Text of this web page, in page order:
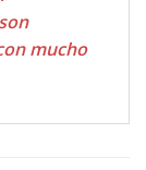
mucho